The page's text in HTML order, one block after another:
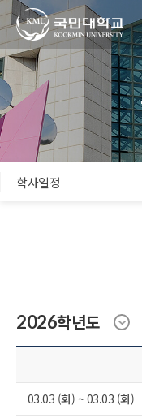
국민대학교
학사일정
2026학년도
03.03 (화) ~ 03.03 (화)